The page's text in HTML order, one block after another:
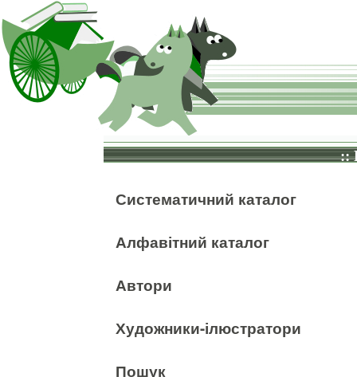
::
Систематичний каталог
Алфавітний каталог
Автори
Художники-ілюстратори
Пошук